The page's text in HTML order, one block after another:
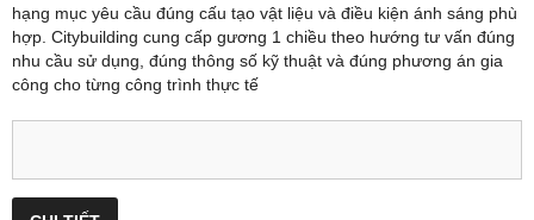
hạng mục yêu cầu đúng cấu tạo vật liệu và điều kiện ánh sáng phù
hợp. Citybuilding cung cấp gương 1 chiều theo hướng tư vấn đúng
nhu cầu sử dụng, đúng thông số kỹ thuật và đúng phương án gia
công cho từng công trình thực tế